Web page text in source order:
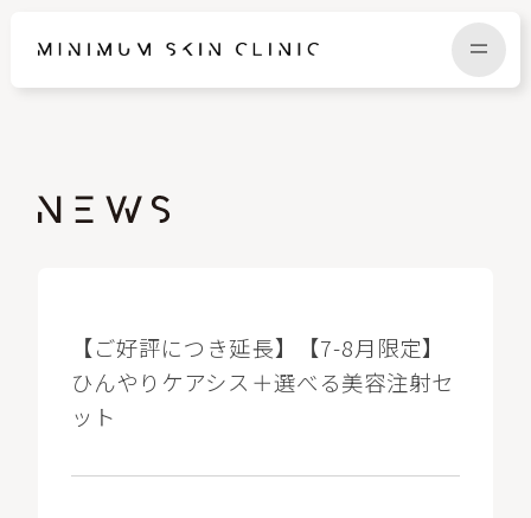
【ご好評につき延長】【7-8月限定】
ひんやりケアシス＋選べる美容注射セ
ット
CAMPAIGN RECRUIT